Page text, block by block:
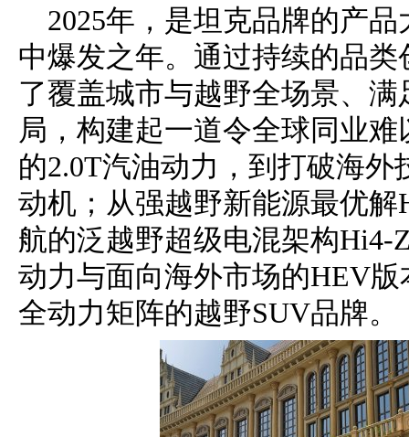
2025年，是坦克品牌的产
中爆发之年。通过持续的品
了覆盖城市与越野全场景、
局，构建起一道令全球同业
的2.0T汽油动力，到打破海外
动机；从强越野新能源最优
航的泛越野超级电混架构Hi4-
动力与面向海外市场的HEV
全动力矩阵的越野SUV品牌。